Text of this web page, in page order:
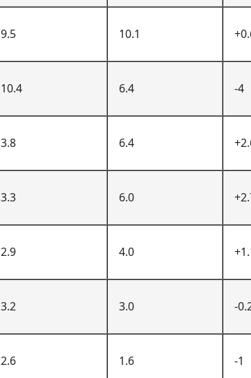
9.5 10.1
10.4 6.4 -4
3.8 6.4
3.3 6.0
2.9 4.0
3.2 3.0 -
2.6 1.6 -1